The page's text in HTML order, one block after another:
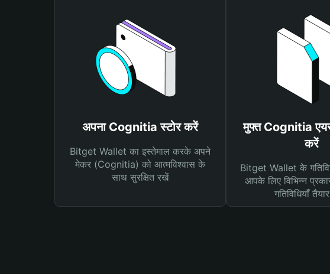
अपना Cognitia स्टोर करें
Bitget Wallet का इस्तेमाल करके अपने
मेकर (Cognitia) को आत्मविश्वास के
साथ सुरक्षित रखें
मुफ्त Cognitia
करें
Bitget Wallet के
आपके लिए विभिन्न
गतिविधियाँ